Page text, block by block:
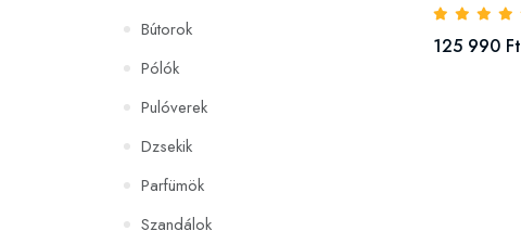
Bútorok
Pólók
Pulóverek
Dzsekik
Parfümök
Szandálok
125 990 Ft